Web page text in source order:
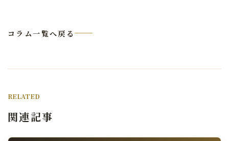
コラム一覧へ戻る
RELATED
関連記事